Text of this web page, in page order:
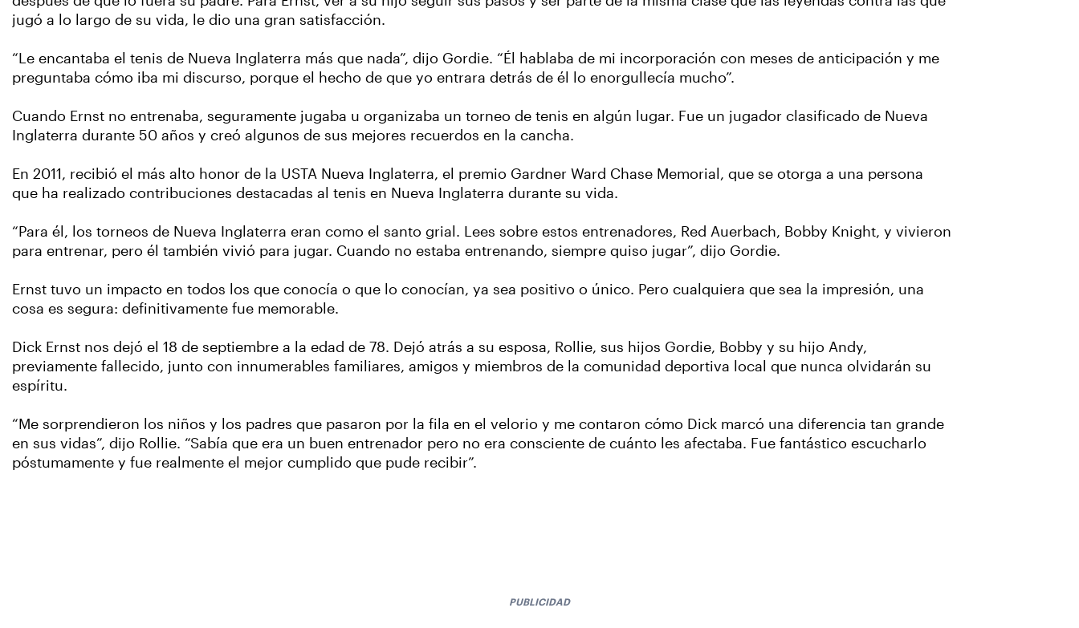
jugó a lo largo de su vida, le dio una gran satisfacción.
“Le encantaba el tenis de Nueva Inglaterra más que nada”, dijo Gordie. “Él hablaba de mi incorporación con meses de anticipación y me
preguntaba cómo iba mi discurso, porque el hecho de que yo entrara detrás de él lo enorgullecía mucho”.
Cuando Ernst no entrenaba, seguramente jugaba u organizaba un torneo de tenis en algún lugar. Fue un jugador clasificado de Nueva
Inglaterra durante 50 años y creó algunos de sus mejores recuerdos en la cancha.
En 2011, recibió el más alto honor de la USTA Nueva Inglaterra, el premio Gardner Ward Chase Memorial, que se otorga a una persona
que ha realizado contribuciones destacadas al tenis en Nueva Inglaterra durante su vida.
“Para él, los torneos de Nueva Inglaterra eran como el santo grial. Lees sobre estos entrenadores, Red Auerbach, Bobby Knight, y vivieron
para entrenar, pero él también vivió para jugar. Cuando no estaba entrenando, siempre quiso jugar”, dijo Gordie.
Ernst tuvo un impacto en todos los que conocía o que lo conocían, ya sea positivo o único. Pero cualquiera que sea la impresión, una
cosa es segura: definitivamente fue memorable.
Dick Ernst nos dejó el 18 de septiembre a la edad de 78. Dejó atrás a su esposa, Rollie, sus hijos Gordie, Bobby y su hijo Andy,
previamente fallecido, junto con innumerables familiares, amigos y miembros de la comunidad deportiva local que nunca olvidarán su
espíritu.
“Me sorprendieron los niños y los padres que pasaron por la fila en el velorio y me contaron cómo Dick marcó una diferencia tan grande
en sus vidas”, dijo Rollie. “Sabía que era un buen entrenador pero no era consciente de cuánto les afectaba. Fue fantástico escucharlo
póstumamente y fue realmente el mejor cumplido que pude recibir”.
PUBLICIDAD